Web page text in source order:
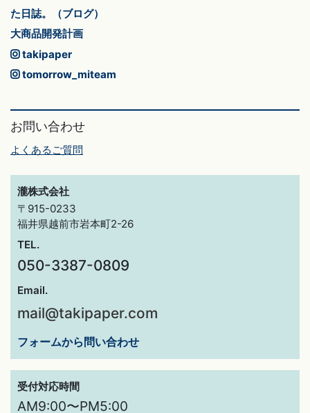
た日誌。（ブログ）
大商品開発計画
takipaper
tomorrow_miteam
お問い合わせ
よくあるご質問
瀧株式会社
〒915-0233
福井県越前市岩本町2-26
TEL.
050-3387-0809
Email.
mail@takipaper.com
フォームから問い合わせ
受付対応時間
AM9:00〜PM5:00